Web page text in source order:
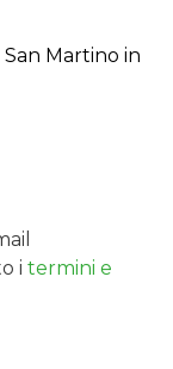
San Martino in
i termini e